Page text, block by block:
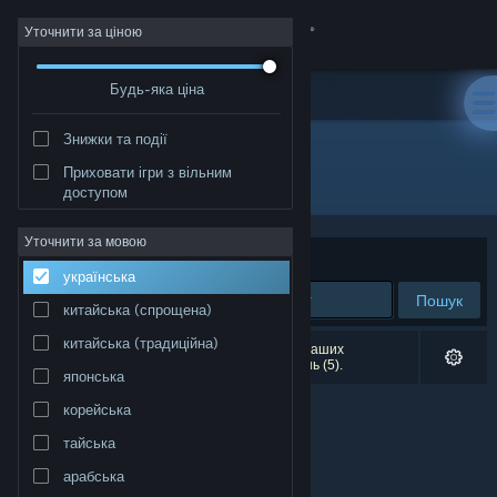
Увійти
Крамниця
Інформація
Підтримка
Змінити мову
Переглянути повну версію
Уточнити за ціною
Будь-яка ціна
Знижки та події
Приховати ігри з вільним
доступом
Уточнити за мовою
українська
китайська (спрощена)
китайська (традиційна)
японська
корейська
тайська
арабська
Видавець: 9Garden
Упорядкувати за доречністю
Пошук
Результатів вашого пошуку: 0. Відповідно до ваших
уподобань було виключено кілька найменувань (5).